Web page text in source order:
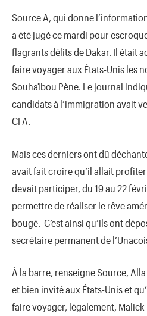
Source A, qui donne
a été jugé ce mardi pour
flagrants délits de Dakar. Il était
faire voyager aux États-Unis les
Souhaïbou Pène. Le journal
candidats à l’immigration avait
CFA.
Mais ces derniers ont dû
avait fait croire qu’il allait
devait participer, du 19 au 22
permettre de réaliser le rêve
bougé. C’est ainsi qu’ils ont
secrétaire permanent de
À la barre, renseigne Source,
et bien invité aux États-Unis et
faire voyager, légalement,